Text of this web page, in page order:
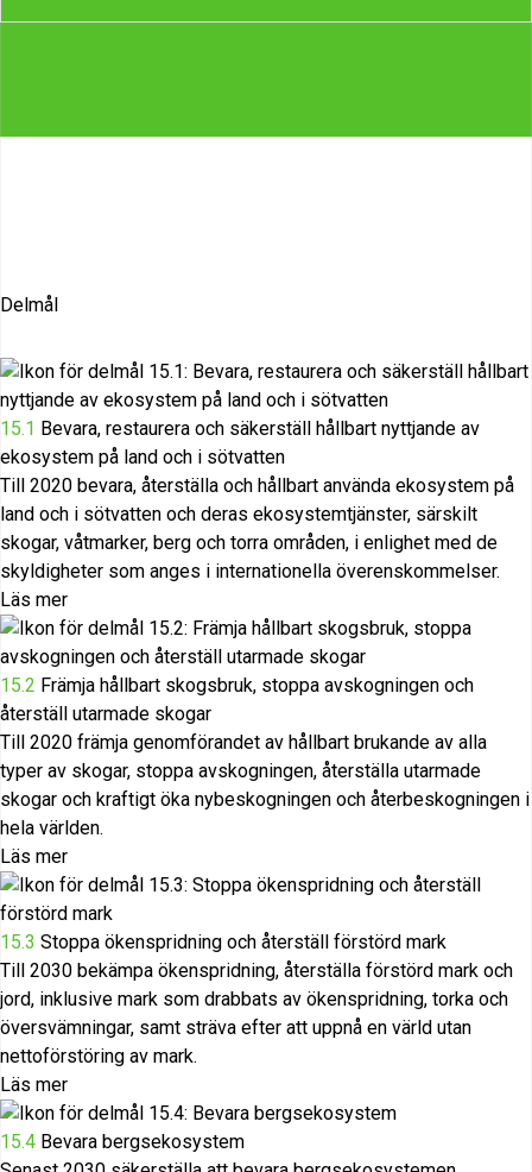
Delmål
15.1 Bevara, restaurera och säkerställ hållbart nyttjande av
ekosystem på land och i sötvatten
Till 2020 bevara, återställa och hållbart använda ekosystem på
land och i sötvatten och deras ekosystemtjänster, särskilt
skogar, våtmarker, berg och torra områden, i enlighet med de
skyldigheter som anges i internationella överenskommelser.
Läs mer
15.2 Främja hållbart skogsbruk, stoppa avskogningen och
återställ utarmade skogar
Till 2020 främja genomförandet av hållbart brukande av alla
typer av skogar, stoppa avskogningen, återställa utarmade
skogar och kraftigt öka nybeskogningen och återbeskogningen i
hela världen.
Läs mer
15.3 Stoppa ökenspridning och återställ förstörd mark
Till 2030 bekämpa ökenspridning, återställa förstörd mark och
jord, inklusive mark som drabbats av ökenspridning, torka och
översvämningar, samt sträva efter att uppnå en värld utan
nettoförstöring av mark.
Läs mer
15.4 Bevara bergsekosystem